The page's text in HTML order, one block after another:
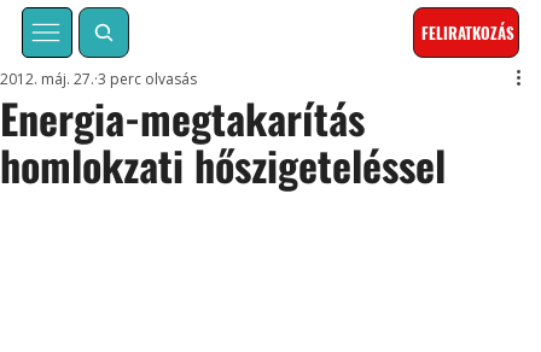
FELIRATKOZÁS
Energia-megtakarítás
homlokzati hőszigeteléssel
2012. máj. 27. 3 perc olvasás